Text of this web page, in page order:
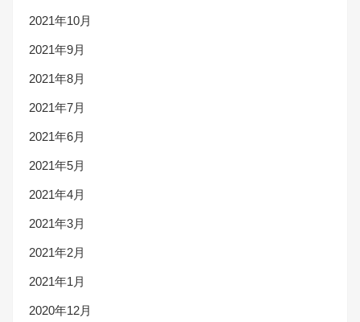
2021年10月
2021年9月
2021年8月
2021年7月
2021年6月
2021年5月
2021年4月
2021年3月
2021年2月
2021年1月
2020年12月